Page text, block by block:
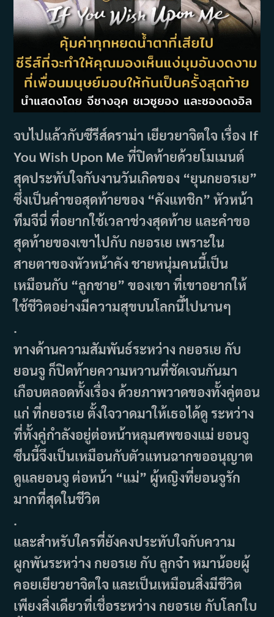
จบไปแล้วกับซีรีส์ดราม่า เยียวยาจิตใจ เรื่อง If
You Wish Upon Me ที่ปิดท้ายด้วยโมเมนต์
สุดประทับใจกับงานวันเกิดของ “ยุนกยอรเย”
ซึ่งเป็นคำขอสุดท้ายของ “คังแทชิก” หัวหน้า
ทีมจีนี่ ที่อยากใช้เวลาช่วงสุดท้าย และคำขอ
สุดท้ายของเขาไปกับ กยอรเย เพราะใน
สายตาของหัวหน้าคัง ชายหนุ่มคนนี้เป็น
เหมือนกับ “ลูกชาย” ของเขา ที่เขาอยากให้
ใช้ชีวิตอย่างมีความสุขบนโลกนี้ไปนานๆ
.
ทางด้านความสัมพันธ์ระหว่าง กยอรเย กับ
ยอนจู ก็ปิดท้ายความหวานที่ชัดเจนกันมา
เกือบตลอดทั้งเรื่อง ด้วยภาพวาดของทั้งคู่ตอน
แก่ ที่กยอรเย ตั้งใจวาดมาให้เธอได้ดู ระหว่าง
ที่ทั้งคู่กำลังอยู่ต่อหน้าหลุมศพของแม่ ยอนจู
ซีนนี้จึงเป็นเหมือนกับตัวแทนฉากขออนุญาต
ดูแลยอนจู ต่อหน้า “แม่” ผู้หญิงที่ยอนจูรัก
มากที่สุดในชีวิต
.
และสำหรับใครที่ยังคงประทับใจกับความ
ผูกพันระหว่าง กยอรเย กับ ลูกจ๋า หมาน้อยผู้
คอยเยียวยาจิตใจ และเป็นเหมือนสิ่งมีชีวิต
เพียงสิ่งเดียวที่เชื่อระหว่าง กยอรเย กับโลกใบ